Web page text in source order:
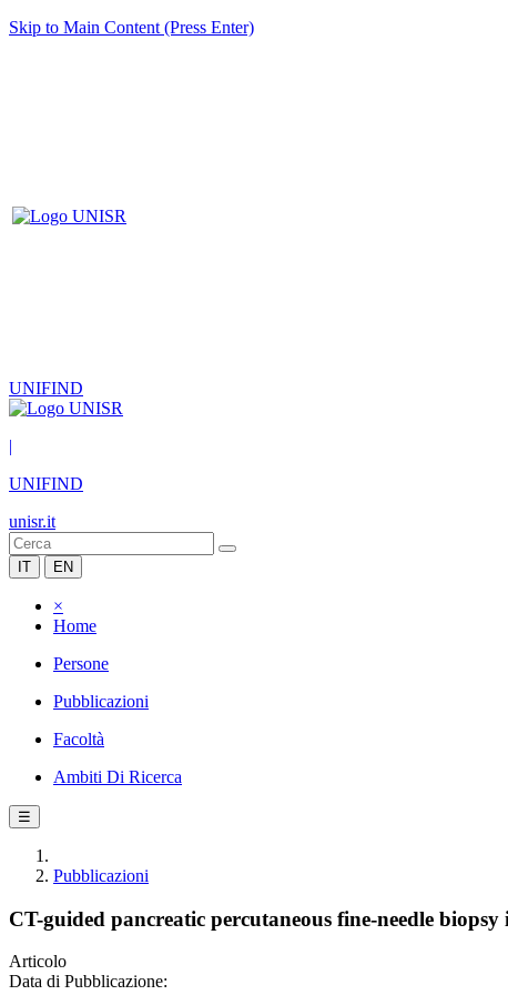
Skip to Main Content (Press Enter)
UNIFIND
|
UNIFIND
unisr.it
IT EN
×
Home
Persone
Pubblicazioni
Facoltà
Ambiti Di Ricerca
☰
Pubblicazioni
CT-guided pancreatic percutaneous fine-needle
Articolo
Data di Pubblicazione: